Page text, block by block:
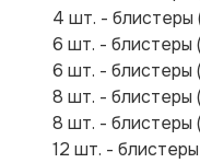
4 шт. - блистеры
6 шт. - блистеры
6 шт. - блистеры
8 шт. - блистеры
8 шт. - блистеры
12 шт. -